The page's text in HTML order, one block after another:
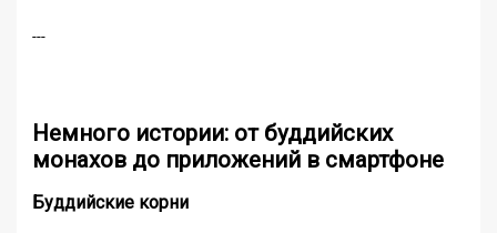
---
Немного истории: от буддийских
монахов до приложений в смартфоне
Буддийские корни